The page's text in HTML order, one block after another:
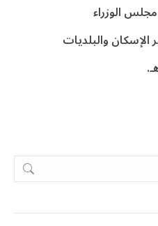
الوزراء
والبلديات